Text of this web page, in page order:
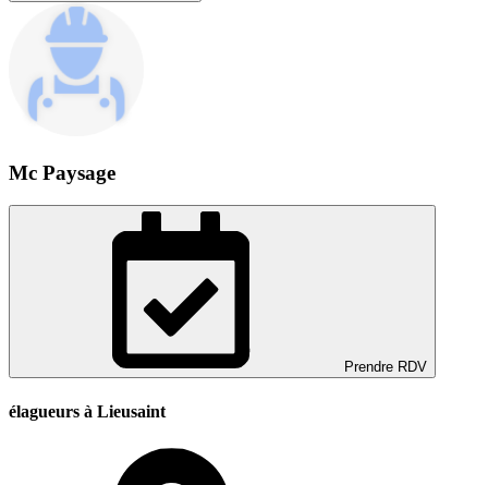
Mc Paysage
Prendre RDV
élagueurs à Lieusaint